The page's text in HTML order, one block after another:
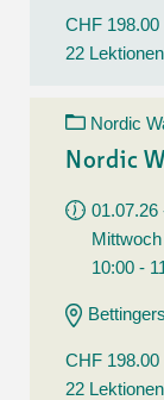
CHF 198.00
22 Lektionen
Nordic
Nordic
01.07.26
Mittwoch
10:00 -
CHF 198.00
22 Lektionen